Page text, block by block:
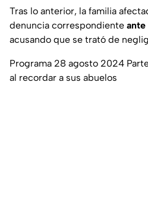
Tras lo anterior, la familia
denuncia correspondiente ante
acusando que se trató de
Programa 28 agosto 2024
al recordar a sus abuelos